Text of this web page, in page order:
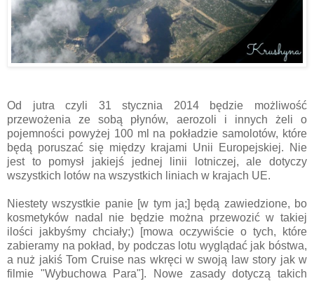
Od jutra czyli 31 stycznia 2014 będzie możliwość
przewożenia ze sobą płynów, aerozoli i innych żeli o
pojemności powyżej 100 ml na pokładzie samolotów, które
będą poruszać się między krajami Unii Europejskiej. Nie
jest to pomysł jakiejś jednej linii lotniczej, ale dotyczy
wszystkich lotów na wszystkich liniach w krajach UE.
Niestety wszystkie panie [w tym ja;] będą zawiedzione, bo
kosmetyków nadal nie będzie można przewozić w takiej
ilości jakbyśmy chciały;) [mowa oczywiście o tych, które
zabieramy na pokład, by podczas lotu wyglądać jak bóstwa,
a nuż jakiś Tom Cruise nas wkręci w swoją law story jak w
filmie "Wybuchowa Para"]. Nowe zasady dotyczą takich